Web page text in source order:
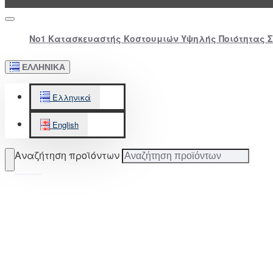
Νο1 Κατασκευαστής Κοστουμιών Υψηλής Ποιότητας
ΕΛΛΗΝΙΚΆ
Ελληνικά
English
Αναζήτηση προϊόντων